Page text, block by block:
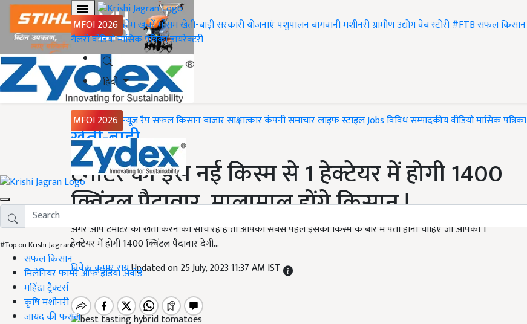
MFOI 2026 होमख़बरेंमौसमखेती-बाड़ीसरकारी योजनाएंपशुपालनबागवानीमशीनरीग्रामीण उद्योगवेब स्टोरी#FTBसफल किसान
गैलरीवीडियोमासिक पत्रिकाडायरेक्टरी
हिंदी
MFOI 2026 न्यूज़ रैपसफल किसानबाजारसाक्षात्कारकंपनी समाचारलाइफ स्टाइलJobsविविधसम्पादकीयवीडियोमासिक पत्रिका
#Top on Krishi Jagran
सफल किसान
मिलेनियर फार्मर ऑफ इंडिया अवॉर्ड
महिंद्रा ट्रैक्टर्स
कृषि मशीनरी
जायद की फसल
Home
खेती-बाड़ी
टमाटर की इस नई किस्म से 1 हेक्टेयर में होगी 1400
क्विंटल पैदावार, मालामाल होंगे किसान !
अगर आप टमाटर की खेती करने का सोच रहे हैं तो आपको सबसे पहले इसकी किस्म के बारे में पता होना चाहिए जो आपको 1
हेक्टेयर में होगी 1400 क्विंटल पैदावार देगी...
विवेक कुमार रायUpdated on 25 July, 2023 11:37 AM IST